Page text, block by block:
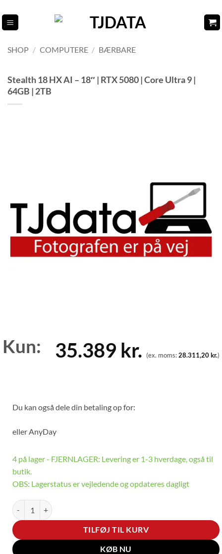
til
indhold
SHOP / COMPUTERE / BÆRBARE
Stealth 18 HX AI – 18″ | RTX 5080 | Core Ultra 9 |
64GB | 2TB
Kun: 35.389 kr. (ex. moms:28.311,20kr.)
Du kan også dele din betaling op for:
eller AnyDay
4 på lager - FJERNLAGER: Levering er 1-3 hverdage, også til
butik.
OBS: Lagerstatus er vejledende og opdateres dagligt
Stealth 18 HX AI - 18" | RTX 5080 | Core Ultra 9 | 64GB | 2TB antal
TILFØJ TIL KURV
KØB NU